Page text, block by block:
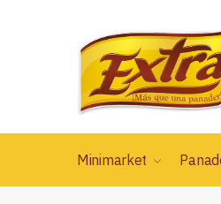
Minimarket